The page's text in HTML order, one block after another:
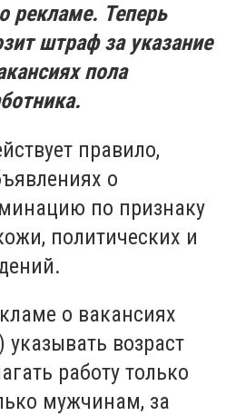
рекламе. Теперь
штраф за указание
пола
правило,
о
по признаку
политических и
о вакансиях
возраст
работу только
мужчинам, за